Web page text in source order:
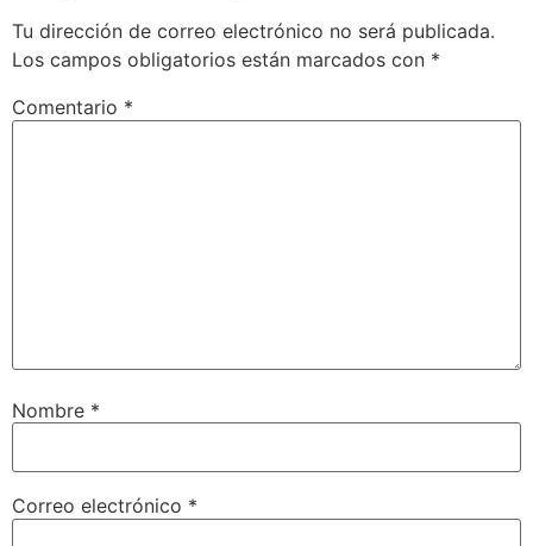
Tu dirección de correo electrónico no será publicada.
Los campos obligatorios están marcados con *
Comentario *
Nombre *
Correo electrónico *